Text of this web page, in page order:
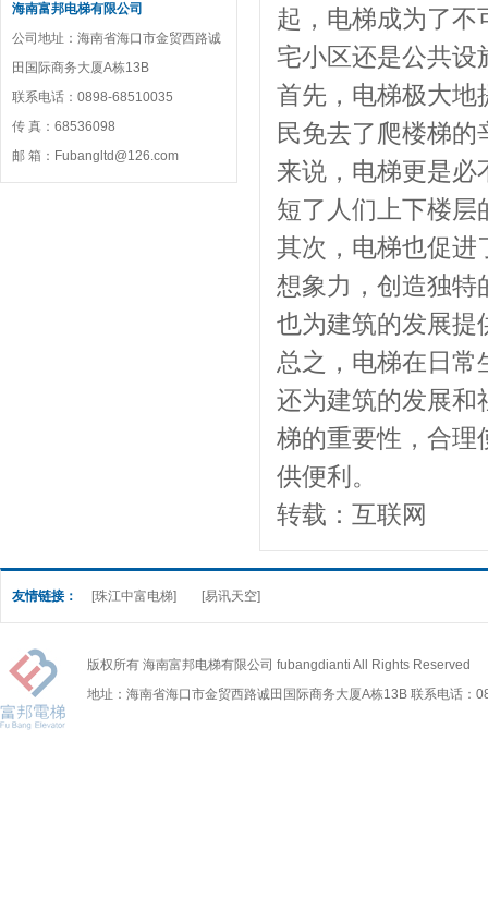
海南富邦电梯有限公司
公司地址：海南省海口市金贸西路诚
田国际商务大厦A栋13B
联系电话：0898-68510035
传 真：68536098
邮 箱：Fubangltd@126.com
起，电梯成为了不
宅小区还是公共设
首先，电梯极大地
民免去了爬楼梯
来说，电梯更是必
短了人们上下楼层
其次，电梯也促进
想象力，创造独特
也为建筑的发展提
总之，电梯在日常
还为建筑的发展和
梯的重要性，合理
供便利。
转载：互联网
友情链接： [珠江中富电梯] [易讯天空]
版权所有 海南富邦电梯有限公司 fubangdianti All Rights Reserved
地址：海南省海口市金贸西路诚田国际商务大厦A栋13B 联系电话